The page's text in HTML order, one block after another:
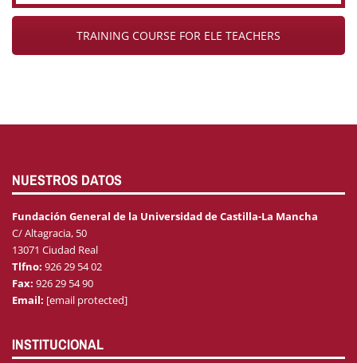
TRAINING COURSE FOR ELE TEACHERS
NUESTROS DATOS
Fundación General de la Universidad de Castilla-La Mancha
C/ Altagracia, 50
13071 Ciudad Real
Tlfno: 926 29 54 02
Fax: 926 29 54 90
Email: [email protected]
INSTITUCIONAL